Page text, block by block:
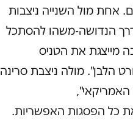
אחת מול השנייה ניצבות
הנדושה-משהו להסתכל
מייצגת את הטניס
הלבן". מולה ניצבת סרינה
כל הפסגות האפשריות.